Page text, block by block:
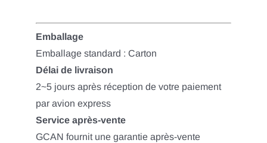
Emballage
Emballage standard : Carton
Délai de livraison
2~5 jours après réception de votre paiement
par avion express
Service après-vente
GCAN fournit une garantie après-vente